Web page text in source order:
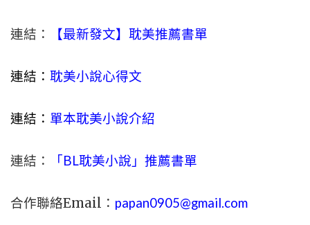
連結： 【最新發文】耽美推薦書單
連結： 耽美小說心得文
連結： 單本耽美小說介紹
連結： 「BL耽美小說」推薦書單
合作聯絡Email： papan0905@gmail.com